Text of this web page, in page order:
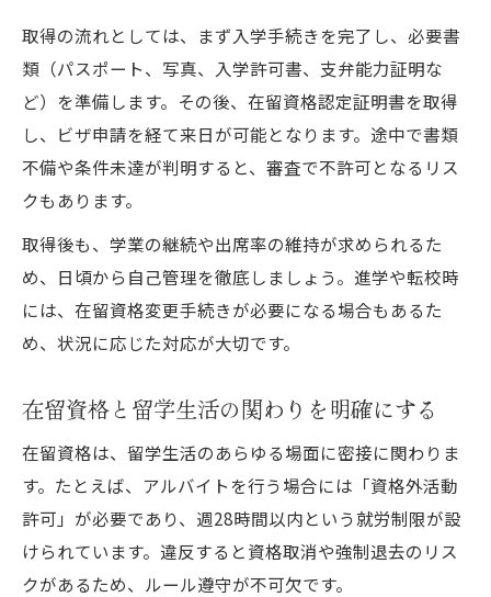
取得の流れとしては、まず入学手続きを完了し、必要書
類（パスポート、写真、入学許可書、支弁能力証明な
ど）を準備します。その後、在留資格認定証明書を取得
し、ビザ申請を経て来日が可能となります。途中で書類
不備や条件未達が判明すると、審査で不許可となるリス
クもあります。
取得後も、学業の継続や出席率の維持が求められるた
め、日頃から自己管理を徹底しましょう。進学や転校時
には、在留資格変更手続きが必要になる場合もあるた
め、状況に応じた対応が大切です。
在留資格と留学生活の関わりを明確にする
在留資格は、留学生活のあらゆる場面に密接に関わりま
す。たとえば、アルバイトを行う場合には「資格外活動
許可」が必要であり、週28時間以内という就労制限が設
けられています。違反すると資格取消や強制退去のリス
クがあるため、ルール遵守が不可欠です。